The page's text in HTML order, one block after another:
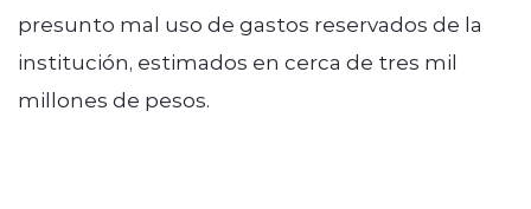
presunto mal uso de gastos reservados de la
institución, estimados en cerca de tres mil
millones de pesos.